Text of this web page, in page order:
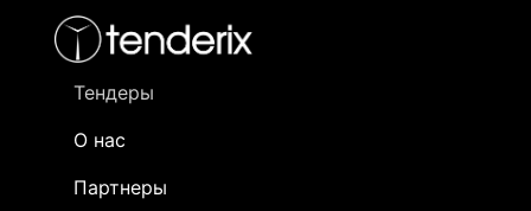
Тендеры
О нас
Партнеры
- активный лот
- сохраненный лот (не опубликован)